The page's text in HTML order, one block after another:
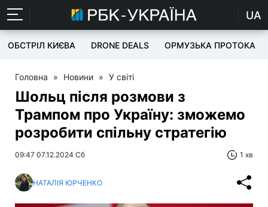
UA
ОБСТРІЛ КИЄВА DRONE DEALS ОРМУЗЬКА ПРОТОКА
Головна » Новини » У світі
Шольц після розмови з
Трампом про Україну: зможемо
розробити спільну стратегію
09:47 07.12.2024 Сб 1 хв
НАТАЛІЯ ЮРЧЕНКО